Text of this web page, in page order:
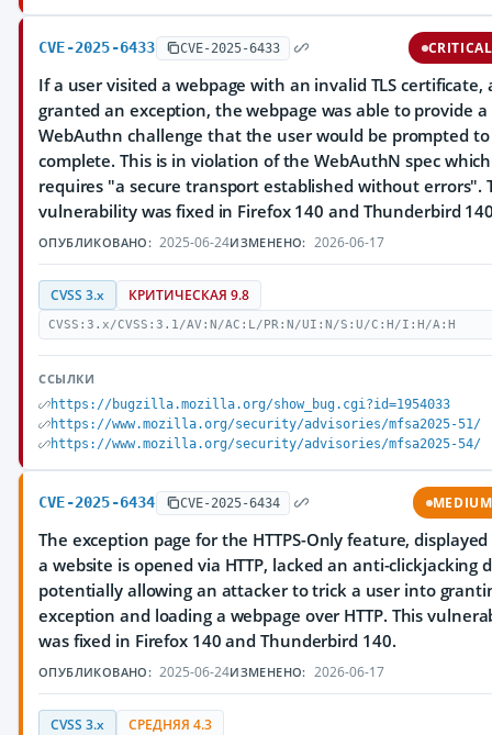
CVE-2025-6433 CVE-2025-6433 CRITICAL
If a user visited a webpage with an invalid TLS certificate,
granted an exception, the webpage was able to provide a
WebAuthn challenge that the user would be prompted to
complete. This is in violation of the WebAuthN spec which
requires "a secure transport established without errors".
vulnerability was fixed in Firefox 140 and Thunderbird
ОПУБЛИКОВАНО: 2025-06-24ИЗМЕНЕНО: 2026-06-17
CVSS 3.x КРИТИЧЕСКАЯ 9.8
CVSS:3.x/CVSS:3.1/AV:N/AC:L/PR:N/UI:N/S:U/C:H/I:H/A:H
ССЫЛКИ
https://bugzilla.mozilla.org/show_bug.cgi?id=1954033
https://www.mozilla.org/security/advisories/mfsa2025-51/
https://www.mozilla.org/security/advisories/mfsa2025-54/
CVE-2025-6434 CVE-2025-6434 MEDIUM
The exception page for the HTTPS-Only feature,
a website is opened via HTTP, lacked an anti-clickjacking
potentially allowing an attacker to trick a user into
exception and loading a webpage over HTTP. This
was fixed in Firefox 140 and Thunderbird 140.
ОПУБЛИКОВАНО: 2025-06-24ИЗМЕНЕНО: 2026-06-17
CVSS 3.x СРЕДНЯЯ 4.3